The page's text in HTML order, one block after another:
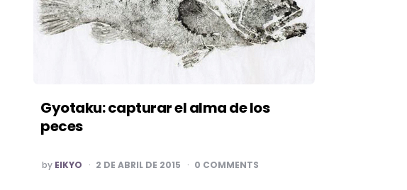
Gyotaku: capturar el alma de los
peces
POSTED
BY
by EIKYO 2 DE ABRIL DE 2015 0 COMMENTS